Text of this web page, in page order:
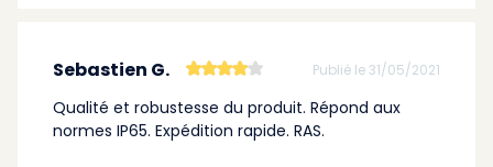
Sebastien G. Publié le 31/05/2021
Qualité et robustesse du produit. Répond aux
normes IP65. Expédition rapide. RAS.